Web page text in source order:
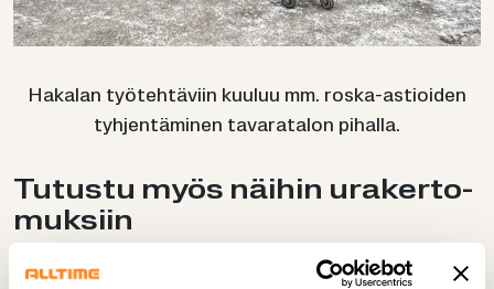
Ha­ka­lan työ­teh­tä­viin kuu­luu mm. roska-​astioiden
tyh­jen­tä­mi­nen ta­va­ra­ta­lon pi­hal­la.
Tu­tus­tu myös näi­hin ura­ker­to­
muk­siin